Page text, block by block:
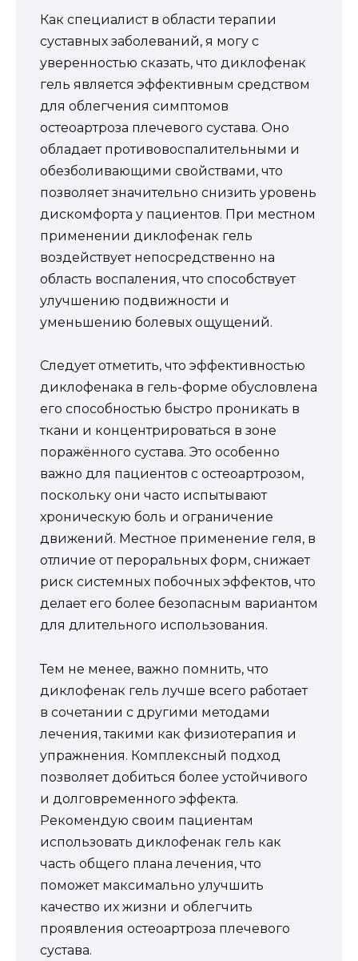
Как специалист в области терапии
суставных заболеваний, я могу с
уверенностью сказать, что диклофенак
гель является эффективным средством
для облегчения симптомов
остеоартроза плечевого сустава. Оно
обладает противовоспалительными и
обезболивающими свойствами, что
позволяет значительно снизить уровень
дискомфорта у пациентов. При местном
применении диклофенак гель
воздействует непосредственно на
область воспаления, что способствует
улучшению подвижности и
уменьшению болевых ощущений.
Следует отметить, что эффективностью
диклофенака в гель-форме обусловлена
его способностью быстро проникать в
ткани и концентрироваться в зоне
поражённого сустава. Это особенно
важно для пациентов с остеоартрозом,
поскольку они часто испытывают
хроническую боль и ограничение
движений. Местное применение геля, в
отличие от пероральных форм, снижает
риск системных побочных эффектов, что
делает его более безопасным вариантом
для длительного использования.
Тем не менее, важно помнить, что
диклофенак гель лучше всего работает
в сочетании с другими методами
лечения, такими как физиотерапия и
упражнения. Комплексный подход
позволяет добиться более устойчивого
и долговременного эффекта.
Рекомендую своим пациентам
использовать диклофенак гель как
часть общего плана лечения, что
поможет максимально улучшить
качество их жизни и облегчить
проявления остеоартроза плечевого
сустава.